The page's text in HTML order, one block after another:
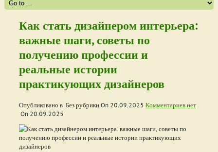
Как стать дизайнером интерьера:
важные шаги, советы по
получению профессии и
реальные истории
практикующих дизайнеров
Опубликовано в Без рубрики On 20.09.2025 Комментариев нет
On 20.09.2025